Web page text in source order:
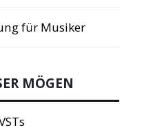
für Musiker
MÖGEN